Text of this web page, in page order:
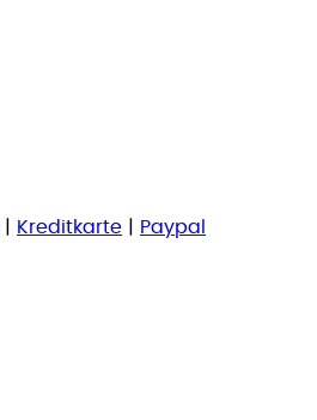
Kreditkarte Paypal